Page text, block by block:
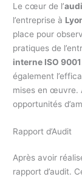
Le cœur de l’
l’entreprise à
place pour
pratiques de
interne ISO 9001
également
mises en œuvre.
opportunités
Rapport d’Audit
Après avoir
rapport d’audit.